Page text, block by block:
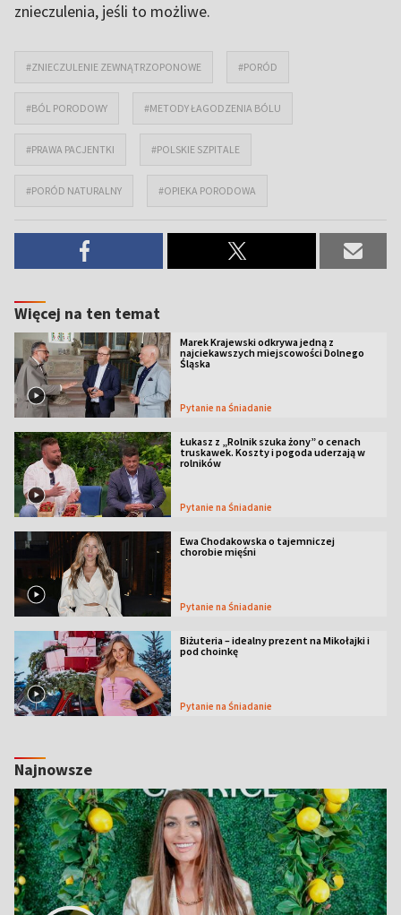
znieczulenia, jeśli to możliwe.
#ZNIECZULENIE ZEWNĄTRZOPONOWE #PORÓD
#BÓL PORODOWY #METODY ŁAGODZENIA BÓLU
#PRAWA PACJENTKI #POLSKIE SZPITALE
#PORÓD NATURALNY #OPIEKA PORODOWA
Więcej na ten temat
Marek Krajewski odkrywa jedną z
najciekawszych miejscowości Dolnego
Śląska
Pytanie na Śniadanie
Łukasz z „Rolnik szuka żony” o cenach
truskawek. Koszty i pogoda uderzają w
rolników
Pytanie na Śniadanie
Ewa Chodakowska o tajemniczej
chorobie mięśni
Pytanie na Śniadanie
Biżuteria – idealny prezent na Mikołajki i
pod choinkę
Pytanie na Śniadanie
Najnowsze